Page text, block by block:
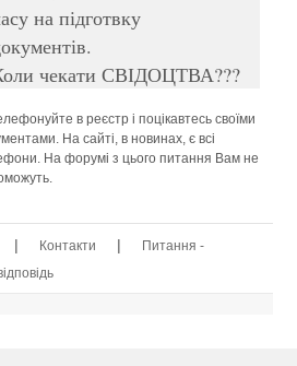
на підготвку
чекати СВІДОЦТВА???
в реєстр і поцікавтесь своїми
На сайті, в новинах, є всі
На форумі з цього питання Вам не
| Контакти |
Питання -